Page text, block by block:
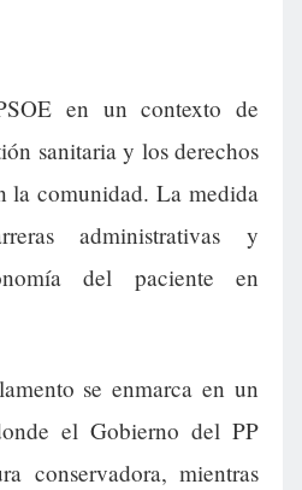
en un contexto de
sanitaria y los derechos
la comunidad. La medida
administrativas y
del paciente en
se enmarca en un
el Gobierno del PP
conservadora, mientras